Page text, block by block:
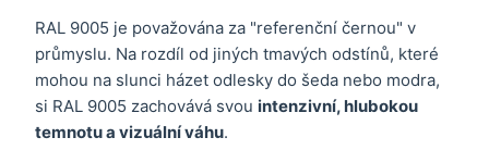
RAL 9005 je považována za "referenční černou" v
průmyslu. Na rozdíl od jiných tmavých odstínů, které
mohou na slunci házet odlesky do šeda nebo modra,
si RAL 9005 zachovává svou intenzivní, hlubokou
temnotu a vizuální váhu.